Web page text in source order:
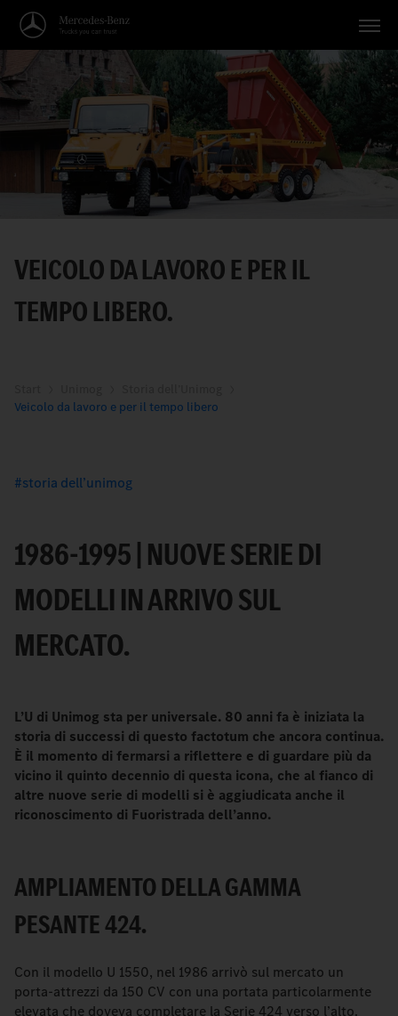
Veicoli
Applicazioni
Temi
Servizio
Italiano
VEICOLO DA LAVORO E PER IL
TEMPO LIBERO.
Veicolo da lavoro e per il tempo libero
storia dell’unimog
1986-1995 | NUOVE SERIE DI
MODELLI IN ARRIVO SUL
MERCATO.
L’U di Unimog sta per universale. 80 anni fa è iniziata la
storia di successi di questo factotum che ancora continua.
È il momento di fermarsi a riflettere e di guardare più da
vicino il quinto decennio di questa icona, che al fianco di
altre nuove serie di modelli si è aggiudicata anche il
riconoscimento di Fuoristrada dell’anno.
AMPLIAMENTO DELLA GAMMA
PESANTE 424.
Con il modello U 1550, nel 1986 arrivò sul mercato un
porta-attrezzi da 150 CV con una portata particolarmente
elevata che doveva completare la Serie 424 verso l’alto.